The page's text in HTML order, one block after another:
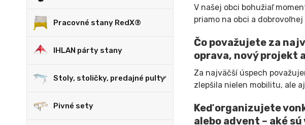
Pracovné stany RedX®
IHLAN párty stany
Stoly, stoličky, predajné pulty
Pivné sety
V našej obci bohužiaľ
priamo na obci a
Čo považujete za
oprava, nový projekt
Za najväčší úspech
zlepšila nielen mobilitu, ale
Keď organizujete
alebo advent – ​​aké